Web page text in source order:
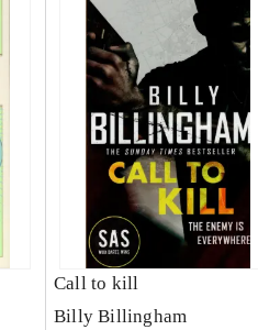
Call to kill
Billy Billingham